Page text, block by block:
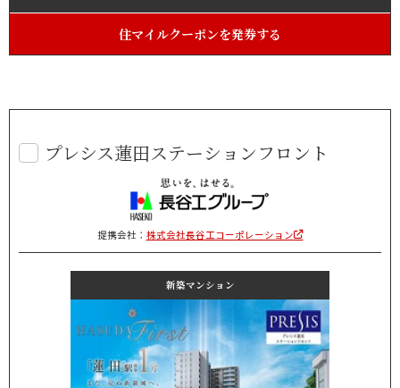
住マイルクーポンを発券する
プレシス蓮田ステーションフロント
提携会社： 株式会社長谷工コーポレーション
新築マンション